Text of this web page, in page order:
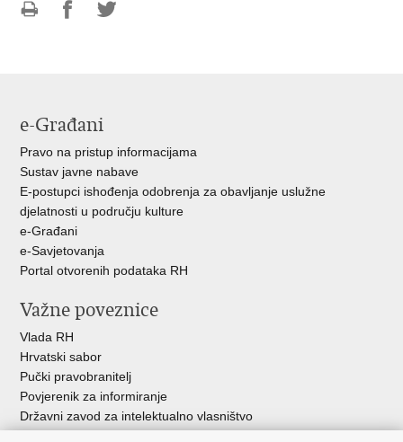
e-Građani
Pravo na pristup informacijama
Sustav javne nabave
E-postupci ishođenja odobrenja za obavljanje uslužne
djelatnosti u području kulture
e-Građani
e-Savjetovanja
Portal otvorenih podataka RH
Važne poveznice
Vlada RH
Hrvatski sabor
Pučki pravobranitelj
Povjerenik za informiranje
Državni zavod za intelektualno vlasništvo